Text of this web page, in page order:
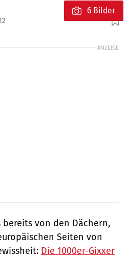
Foto: Suzuki
6 Bilder
ANZEIGE
von den Dächern,
Seiten von
Die 1000er-Gixxer